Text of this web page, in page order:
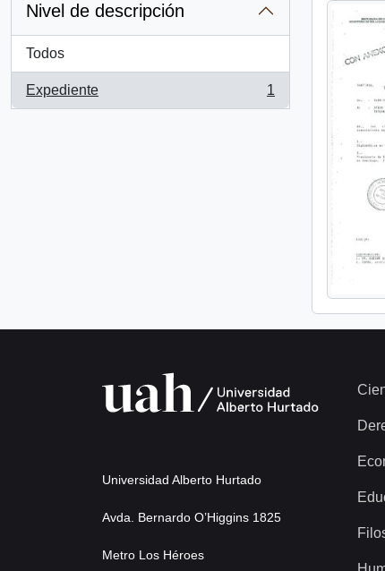
Nivel de descripción
Todos
Expediente
, 1 resultados
1
Universidad Alberto Hurtado
Avda. Bernardo O’Higgins 1825
Metro Los Héroes